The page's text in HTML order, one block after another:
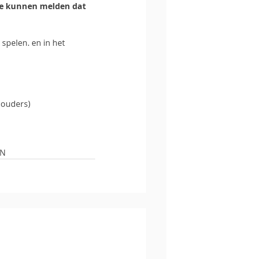
kunnen melden dat
en in het